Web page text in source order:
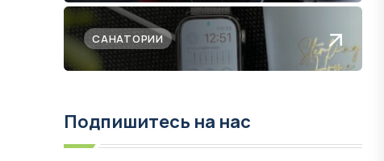
САНАТОРИИ
Подпишитесь на нас